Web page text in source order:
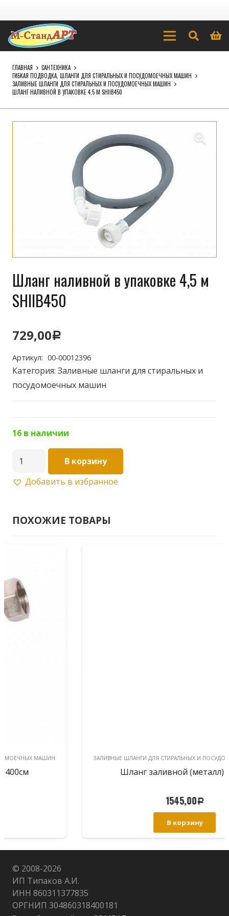
ГЛАВНАЯ
САНТЕХНИКА
ГИБКАЯ ПОДВОДКА, ШЛАНГИ ДЛЯ СТИРАЛЬНЫХ И ПОСУДОМОЕЧНЫХ МАШИН
ЗАЛИВНЫЕ ШЛАНГИ ДЛЯ СТИРАЛЬНЫХ И ПОСУДОМОЕЧНЫХ МАШИН
ШЛАНГ НАЛИВНОЙ В УПАКОВКЕ 4,5 М SHIIB450
Шланг наливной в упаковке 4,5 м
SHIIB450
729,00Р
Артикул: 00-00012396
Категория: Заливные шланги для стиральных и
посудомоечных машин
16 в наличии
Количество
Шланг
В корзину
Добавить в избранное
ПОХОЖИЕ ТОВАРЫ
ЗАЛИВНЫЕ ШЛАНГИ ДЛЯ СТИРАЛЬНЫХ И ПОСУДОМОЕЧНЫХ МАШИН
Шланг заливной (металл) 350см
© 2008-2026
ИП Типаков А.И.
ИНН 860311377835
ОРГНИП 304860318400181